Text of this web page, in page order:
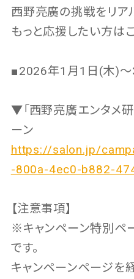
西野亮廣の挑戦をリア
もっと応援したい方はこ
■2026年1月1日(木)
▼「西野亮廣エンタメ
ーン
https://salon.jp/
-800a-4ec0-b882-
【注意事項】
※キャンペーン特別ペ
です。
キャンペーンページを